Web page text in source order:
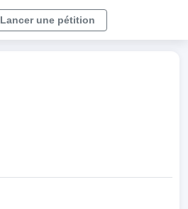
Lancer une pétition